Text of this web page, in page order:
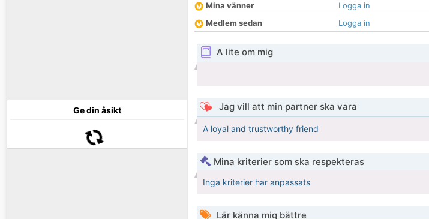
Ge din åsikt
Mina vänner
Logga in
Medlem sedan
Logga in
A lite om mig
Jag vill att min partner ska vara
A loyal and trustworthy friend
Mina kriterier som ska respekteras
Inga kriterier har anpassats
Lär känna mig bättre